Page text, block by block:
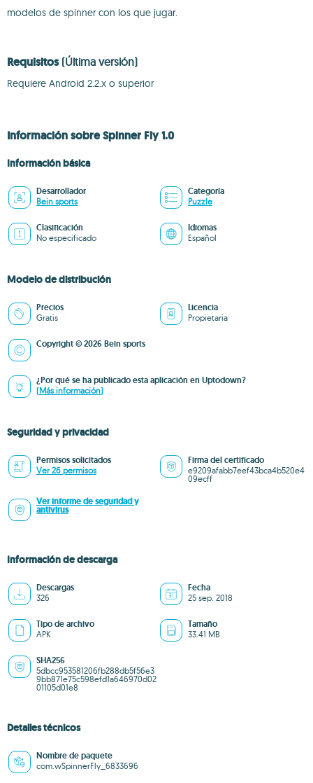
modelos de spinner con los que jugar.
Requisitos (Última versión)
Requiere Android 2.2.x o superior
Información sobre Spinner Fly 1.0
Información básica
Desarrollador
Bein sports
Categoría
Puzzle
Clasificación
No especificado
Idiomas
Español
Modelo de distribución
Precios
Gratis
Licencia
Propietaria
Copyright © 2026 Bein sports
¿Por qué se ha publicado esta aplicación en Uptodown?
(Más información)
Seguridad y privacidad
Permisos solicitados
Ver 26 permisos
Firma del certificado
e9209afabb7eef43bca4b520e4
09ecff
Ver informe de seguridad y
antivirus
Información de descarga
Descargas
326
Fecha
25 sep. 2018
Tipo de archivo
APK
Tamaño
33.41 MB
SHA256
5dbcc953581206fb288db5f56e3
9bb871e75c598efd1a646970d02
01105d01e8
Detalles técnicos
Nombre de paquete
com.wSpinnerFly_6833696